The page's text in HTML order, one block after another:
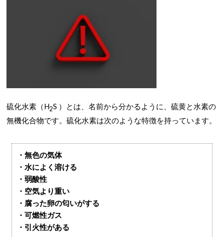
硫化水素（H2S ）とは、名前から分かるように、硫黄と水素の
無機化合物です。硫化水素は次のような特徴を持っています。
・無色の気体
・水によく溶ける
・弱酸性
・空気より重い
・腐った卵の匂いがする
・可燃性ガス
・引火性がある